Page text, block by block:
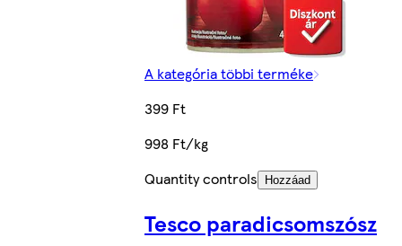
A kategória többi terméke
399 Ft
998 Ft/kg
Quantity controls
Hozzáad
Tesco paradicsomszósz